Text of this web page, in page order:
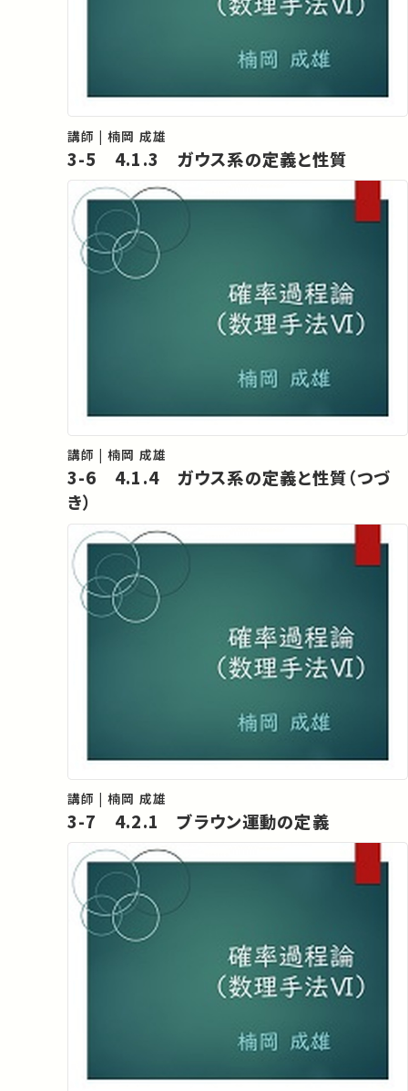
講師 | 楠岡 成雄
3-5 4.1.3 ガウス系の定義と性質
講師 | 楠岡 成雄
3-6 4.1.4 ガウス系の定義と性質（つづ
き）
講師 | 楠岡 成雄
3-7 4.2.1 ブラウン運動の定義